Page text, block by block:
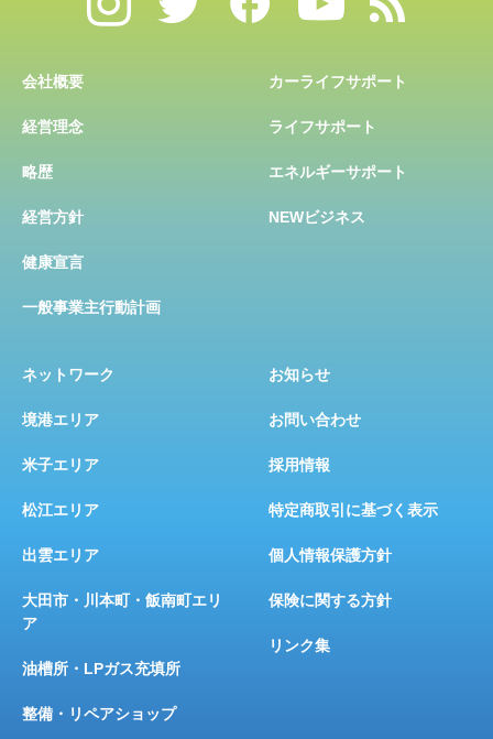
会社概要
経営理念
略歴
経営方針
健康宣言
一般事業主行動計画
カーライフサポート
ライフサポート
エネルギーサポート
NEWビジネス
ネットワーク
境港エリア
米子エリア
松江エリア
出雲エリア
大田市・川本町・飯南町エリ
ア
油槽所・LPガス充填所
整備・リペアショップ
お知らせ
お問い合わせ
採用情報
特定商取引に基づく表示
個人情報保護方針
保険に関する方針
リンク集